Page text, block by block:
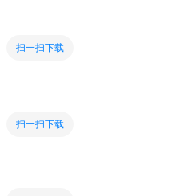
扫一扫下载
扫一扫下载